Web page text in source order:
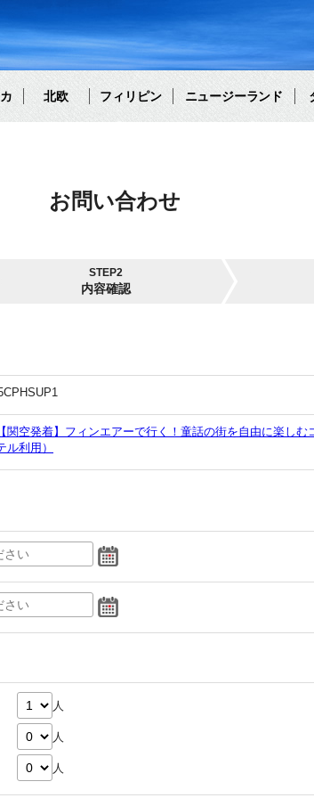
北欧 フィリピン ニュージーランド
お問い合わせ
STEP2
内容確認
関空発着】フィンエアーで行く！童話の街を自由に楽しむ
ル利用）
人
人
人